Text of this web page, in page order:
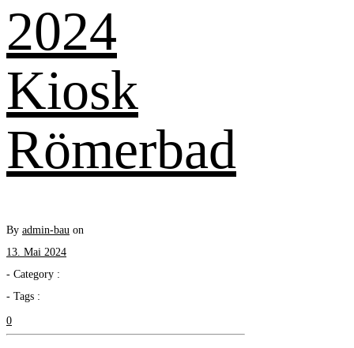
2024
Kiosk
Römerbad
By admin-bau on
13. Mai 2024
- Category :
- Tags :
0